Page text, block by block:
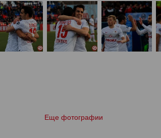
Еще фотографии